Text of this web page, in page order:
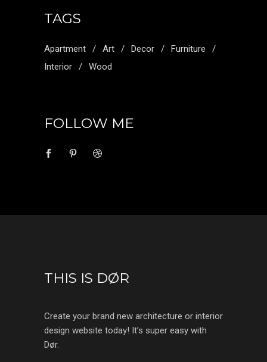
TAGS
Apartment Art Decor
Furniture
Interior
Wood
FOLLOW ME
THIS IS DØR
Create your brand new architecture or interior
design website today! It’s super easy with
Dør.